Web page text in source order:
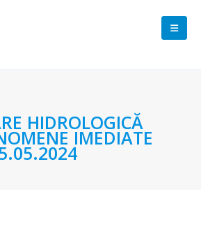
HIDROLOGICĂ
IMEDIATE